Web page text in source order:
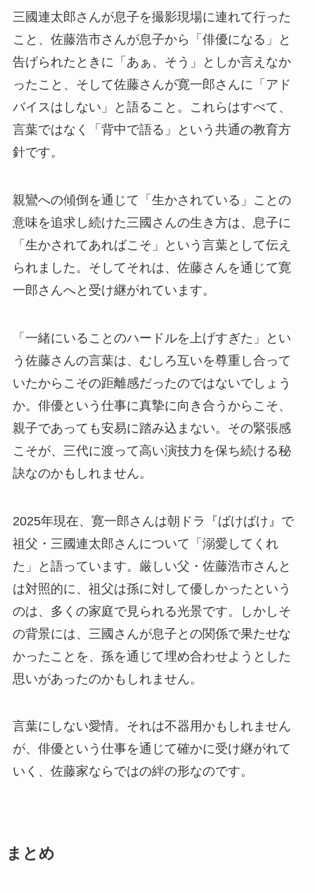
三國連太郎さんが息子を撮影現場に連れて行った
こと、佐藤浩市さんが息子から「俳優になる」と
告げられたときに「あぁ、そう」としか言えなか
ったこと、そして佐藤さんが寛一郎さんに「アド
バイスはしない」と語ること。これらはすべて、
言葉ではなく「背中で語る」という共通の教育方
針です。
親鸞への傾倒を通じて「生かされている」ことの
意味を追求し続けた三國さんの生き方は、息子に
「生かされてあればこそ」という言葉として伝え
られました。そしてそれは、佐藤さんを通じて寛
一郎さんへと受け継がれています。
「一緒にいることのハードルを上げすぎた」とい
う佐藤さんの言葉は、むしろ互いを尊重し合って
いたからこその距離感だったのではないでしょう
か。俳優という仕事に真摯に向き合うからこそ、
親子であっても安易に踏み込まない。その緊張感
こそが、三代に渡って高い演技力を保ち続ける秘
訣なのかもしれません。
2025年現在、寛一郎さんは朝ドラ『ばけばけ』で
祖父・三國連太郎さんについて「溺愛してくれ
た」と語っています。厳しい父・佐藤浩市さんと
は対照的に、祖父は孫に対して優しかったという
のは、多くの家庭で見られる光景です。しかしそ
の背景には、三國さんが息子との関係で果たせな
かったことを、孫を通じて埋め合わせようとした
思いがあったのかもしれません。
言葉にしない愛情。それは不器用かもしれません
が、俳優という仕事を通じて確かに受け継がれて
いく、佐藤家ならではの絆の形なのです。
まとめ